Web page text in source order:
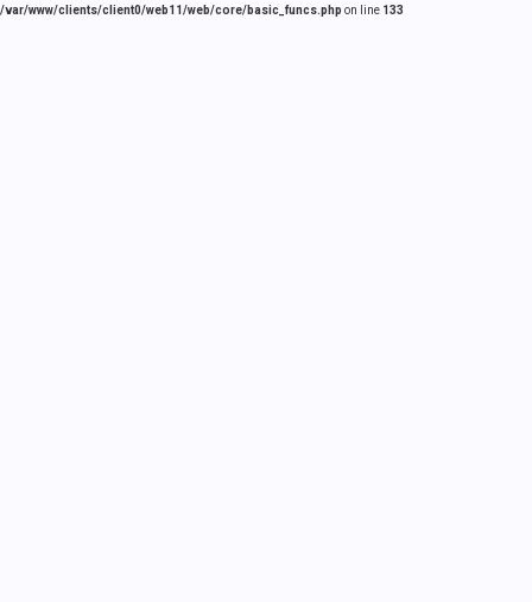
/var/www/clients/client0/web11/web/core/basic_funcs.php on line 133